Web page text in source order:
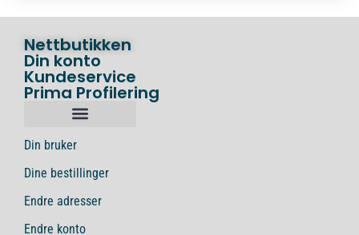
Nettbutikken
Din konto
Kundeservice
Prima Profilering
Din bruker
Dine bestillinger
Endre adresser
Endre konto